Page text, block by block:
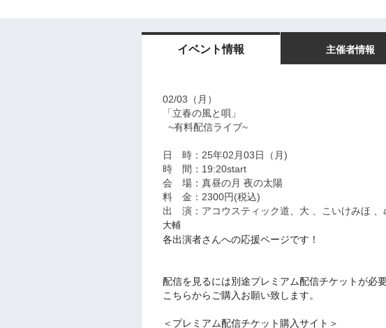
イベント情報 主催者情報
02/03（月）
「立春の風と唄」
~有料配信ライブ~
日 時：25年02月03日（月)
時 間：19:20start
会 場：真昼の月 夜の太陽
料 金：2300円(税込)
出 演：アコウスティック道、大 、こいけみほ 、
大輔
各出演者さんへの応援ページです！
配信を見るには別途プレミアム配信チケットが必要
こちらからご購入お願い致します。
＜プレミアム配信チケット購入サイト＞